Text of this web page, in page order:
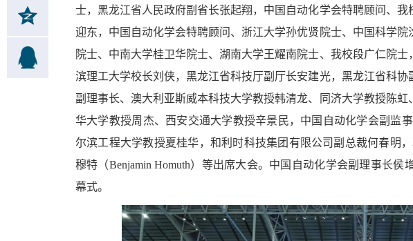
士，黑龙江省人民政府副省长张起翔，中国自动化学会特聘顾问、
迎东，中国自动化学会特聘顾问、浙江大学孙优贤院士、中国科学
院士、中南大学桂卫华院士、湖南大学王耀南院士、我校段广仁院
滨理工大学校长刘侠，黑龙江省科技厅副厅长安建光，黑龙江省科
副理事长、澳大利亚斯威本科技大学教授韩清龙、同济大学教授陈
华大学教授周杰、西安交通大学教授辛景民，中国自动化学会副监
尔滨工程大学教授夏桂华，和利时科技集团有限公司副总裁何春明
穆特（Benjamin Homuth）等出席大会。中国自动化学会副理事长
幕式。